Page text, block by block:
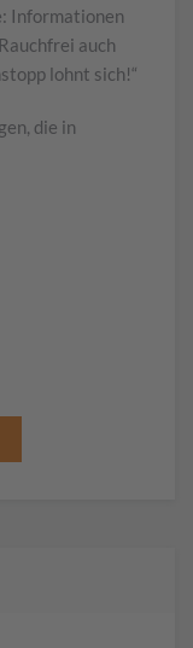
Informationen
auch
lohnt sich!“
die in